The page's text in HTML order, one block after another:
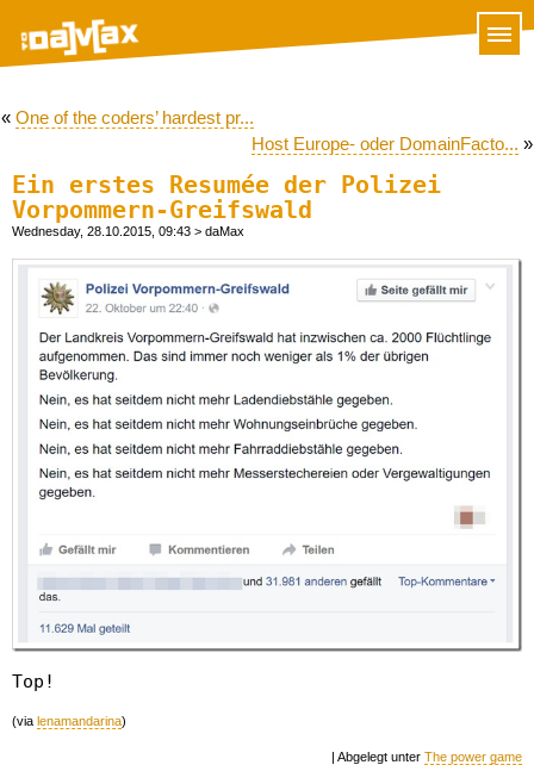
« One of the coders’ hardest pr...
Host Europe- oder DomainFacto... »
Ein erstes Resumée der Polizei
Vorpommern-Greifswald
Wednesday, 28.10.2015, 09:43 > daMax
Top!
(via lenamandarina)
| Abgelegt unter The power game